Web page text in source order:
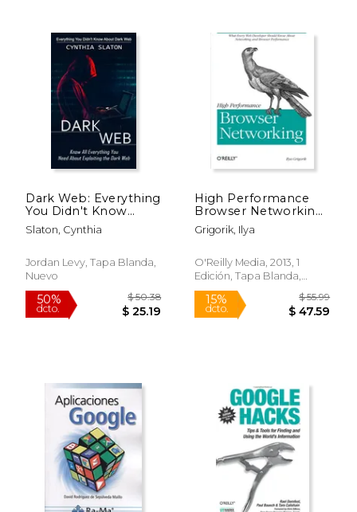
$ 48.93
40%
dcto.
6%
dcto.
6%
dcto.
Dark Web: Everything
You Didn't Know
About Dark Web
(Know All Everything
Exploiting the Dark
Web) (en Inglés)
Slaton, Cynthia
Jordan Levy, Tapa Blanda,
Nuevo
High Performance
Browser Networking:
What Every web
Developer Should
Networking and web
Performance (en
Grigorik, Ilya
O'Reilly Media, 2013, 1
Edición, Tapa Blanda,
Nuevo